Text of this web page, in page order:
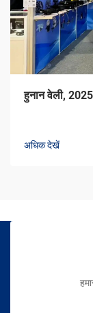
हुनान वेली,
अधिक देखें